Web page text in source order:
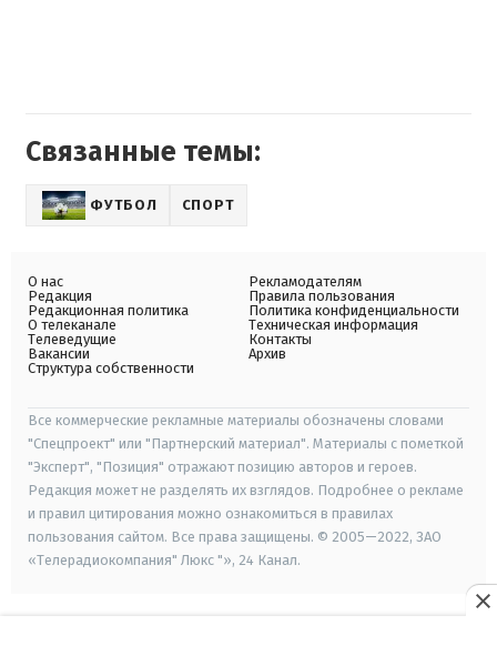
Связанные темы:
ФУТБОЛ СПОРТ
О нас
Редакция
Редакционная политика
О телеканале
Телеведущие
Вакансии
Структура собственности
Рекламодателям
Правила пользования
Политика конфиденциальности
Техническая информация
Контакты
Архив
Все коммерческие рекламные материалы обозначены словами
"Спецпроект" или "Партнерский материал". Материалы с пометкой
"Эксперт", "Позиция" отражают позицию авторов и героев.
Редакция может не разделять их взглядов. Подробнее о рекламе
и правил цитирования можно ознакомиться в правилах
пользования сайтом. Все права защищены. © 2005—2022, ЗАО
«Телерадиокомпания" Люкс "», 24 Канал.